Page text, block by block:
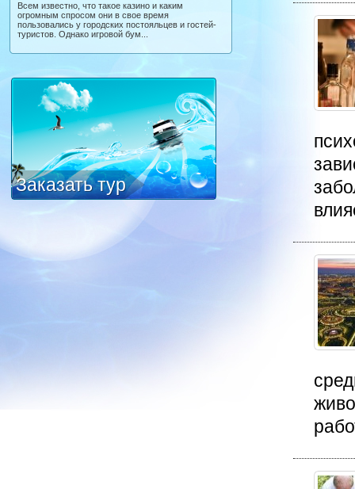
Всем известно, что такое казино и каким
огромным спросом они в свое время
пользовались у городских постояльцев и гостей-
туристов. Однако игровой бум...
Заказать тур